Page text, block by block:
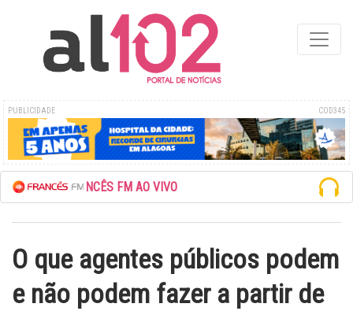
PUBLICIDADE COD345
FRANCÊS FM AO VIVO
O que agentes públicos podem
e não podem fazer a partir de